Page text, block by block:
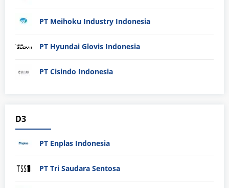
PT Meihoku Industry Indonesia
PT Hyundai Glovis Indonesia
PT Cisindo Indonesia
D3
PT Enplas Indonesia
PT Tri Saudara Sentosa